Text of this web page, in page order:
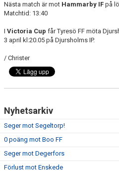
Nästa match är mot Hammarby IF på
Matchtid: 13:40
I Victoria Cup får Tyresö FF möta
3 april kl:20.05 på Djursholms IP.
/ Christer
Nyhetsarkiv
Seger mot Segeltorp!
0 poäng mot Boo FF
Seger mot Degerfors
Förlust mot Enskede